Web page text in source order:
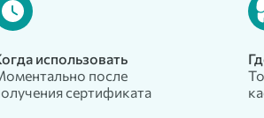
использовать
после
сертификата